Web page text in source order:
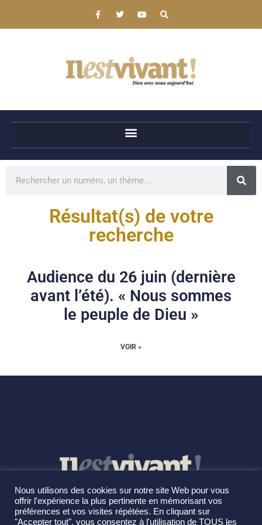
Résultat(s) de votre
recherche
Audience du 26 juin (dernière
avant l’été). « Nous sommes
le peuple de Dieu »
VOIR »
Nous utilisons des cookies sur notre site Web pour vous
offrir l'expérience la plus pertinente en mémorisant vos
préférences et vos visites répétées. En cliquant sur
"Accepter tout", vous consentez à l'utilisation de TOUS les